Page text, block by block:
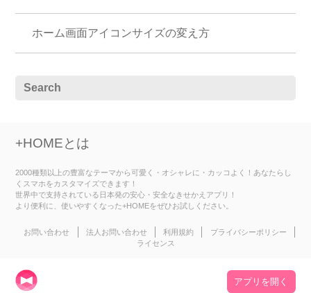
ホーム画面アイコンサイズの変え方
+HOMEとは
2000種類以上の豊富なテーマから可愛く・オシャレに・カッコよく！あなたらし
くスマホをカスタマイズできます！
世界中で支持されている日本発の安心・安全なきせかえアプリ！
より便利に、使いやすくなった+HOMEをぜひお試しください。
お問い合わせ 法人お問い合わせ 利用規約
プライバシーポリシー
ライセンス
アプリを開く